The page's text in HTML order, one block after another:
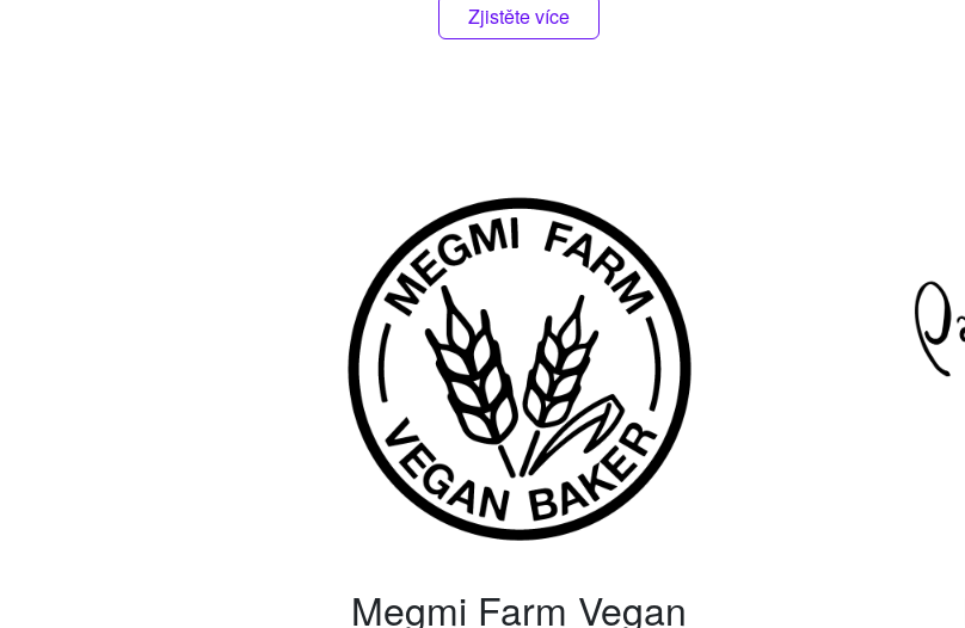
Zjistěte více
Megmi Farm Vegan